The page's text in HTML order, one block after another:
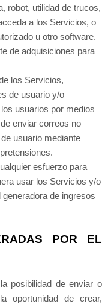
robot, utilidad de trucos,
a los Servicios, o
u otro software.
de adquisiciones para
los Servicios,
de usuario y/o
usuarios por medios
enviar correos no
usuario mediante
esfuerzo para
usar los Servicios y/o
de ingresos
POR EL
posibilidad de enviar o
oportunidad de crear,